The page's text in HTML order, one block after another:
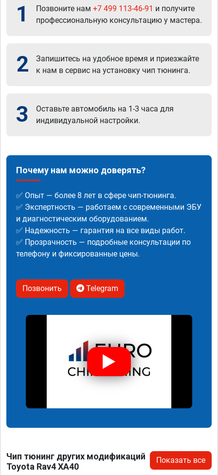
1 Позвоните нам +7 499 113-46-91 и получите
профессиональную консультацию у мастера.
2
Запишитесь на удобное время и приезжайте
к нам в сервис на установку чип тюнинга.
3
Оставьте автомобиль на 1-3 часа для
индивидуальной настройки.
Почему нам можно доверять?
✅ Опыт — более 8 лет в сфере чип-тюнинга.
✅ Экспертность — работаем с современными ЭБУ
и диагностическим оборудованием.
✅ Надежность — гарантия на все виды работ.
✅ Прозрачность — подробные консультации по
телефону и фиксированные цены.
Позвонить Telegram
Чип тюнинг других модификаций
Toyota Rav4 XA40
Показать все